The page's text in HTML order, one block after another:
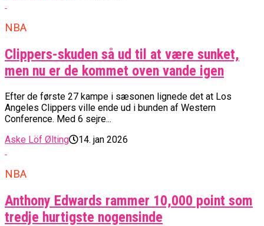
NBA
Clippers-skuden så ud til at være sunket,
men nu er de kommet oven vande igen
Efter de første 27 kampe i sæsonen lignede det at Los
Angeles Clippers ville ende ud i bunden af Western
Conference. Med 6 sejre...
Aske Löf Ølting
14. jan 2026
NBA
Anthony Edwards rammer 10,000 point som
tredje hurtigste nogensinde